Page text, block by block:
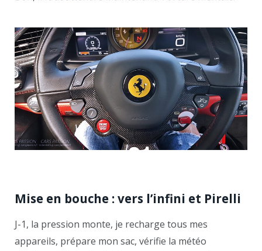
Mise en bouche : vers l’infini et Pirelli
J-1, la pression monte, je recharge tous mes
appareils, prépare mon sac, vérifie la météo